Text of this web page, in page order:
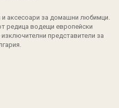
аксесоари за домашни любимци.
редица водещи европейски
представители за